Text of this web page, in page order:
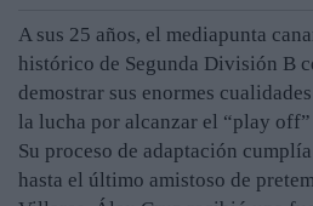
A sus 25 años, el mediapunta
histórico de Segunda División B
demostrar sus enormes
la lucha por alcanzar el “play off”
Su proceso de adaptación
hasta el último amistoso de